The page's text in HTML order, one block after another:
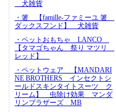
犬雑貨
・箸 【famille-ファミーユ 箸
ダックスフンド】 犬雑貨
・ペットおもちゃ LANCO
【タマゴちゃん 祭り マツリ
レッド】
・ペットウェア 【MANDARI
NE BROTHERS インセクトシ
ールドスキンタイトスーツ ク
リーム】 虫除け効果 マンダ
リンブラザーズ MB